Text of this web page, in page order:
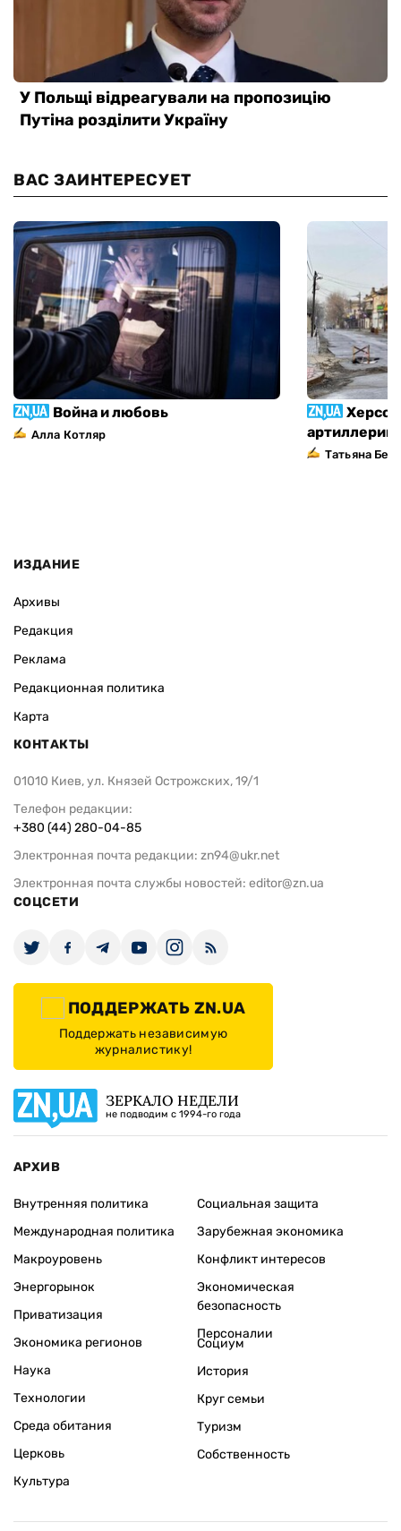
ВАС ЗАИНТЕРЕСУЕТ
Война и любовь
Алла Котляр
Татьяна
ИЗДАНИЕ
Архивы
Редакция
Реклама
Редакционная политика
Карта
КОНТАКТЫ
01010 Киев, ул. Князей Острожских, 19/1
Телефон редакции:
+380 (44) 280-04-85
Электронная почта редакции: zn94@ukr.net
Электронная почта службы новостей: editor@zn.ua
СОЦСЕТИ
ПОДДЕРЖАТЬ ZN.UA
Поддержать независимую
журналистику!
ЗЕРКАЛО НЕДЕЛИ
не подводим с 1994-го года
АРХИВ
Внутренняя политика
Международная политика
Макроуровень
Энергорынок
Приватизация
Экономика регионов
Социальная защита
Зарубежная экономика
Конфликт интересов
Экономическая
безопасность
Персоналии
Наука
Технологии
Среда обитания
Церковь
Культура
Социум
История
Круг семьи
Туризм
Собственность